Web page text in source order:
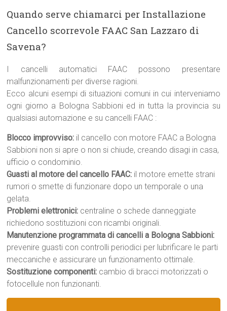
Quando serve chiamarci per Installazione
Cancello scorrevole FAAC San Lazzaro di
Savena?
I cancelli automatici FAAC possono presentare
malfunzionamenti per diverse ragioni.
Ecco alcuni esempi di situazioni comuni in cui interveniamo
ogni giorno a Bologna Sabbioni ed in tutta la provincia su
qualsiasi automazione e su cancelli FAAC :
Blocco improvviso: il cancello con motore FAAC a Bologna
Sabbioni non si apre o non si chiude, creando disagi in casa,
ufficio o condominio.
Guasti al motore del cancello FAAC: il motore emette strani
rumori o smette di funzionare dopo un temporale o una
gelata.
Problemi elettronici: centraline o schede danneggiate
richiedono sostituzioni con ricambi originali.
Manutenzione programmata di cancelli a Bologna Sabbioni:
prevenire guasti con controlli periodici per lubrificare le parti
meccaniche e assicurare un funzionamento ottimale.
Sostituzione componenti: cambio di bracci motorizzati o
fotocellule non funzionanti.